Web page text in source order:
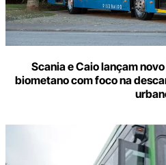
Scania e Caio lançam
biometano com foco na